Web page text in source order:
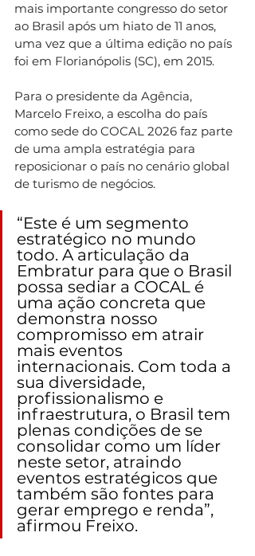
mais importante congresso do setor
ao Brasil após um hiato de 11 anos,
uma vez que a última edição no país
foi em Florianópolis (SC), em 2015.
Para o presidente da Agência,
Marcelo Freixo, a escolha do país
como sede do COCAL 2026 faz parte
de uma ampla estratégia para
reposicionar o país no cenário global
de turismo de negócios.
“Este é um segmento
estratégico no mundo
todo. A articulação da
Embratur para que o Brasil
possa sediar a COCAL é
uma ação concreta que
demonstra nosso
compromisso em atrair
mais eventos
internacionais. Com toda a
sua diversidade,
profissionalismo e
infraestrutura, o Brasil tem
plenas condições de se
consolidar como um líder
neste setor, atraindo
eventos estratégicos que
também são fontes para
gerar emprego e renda”,
afirmou Freixo.